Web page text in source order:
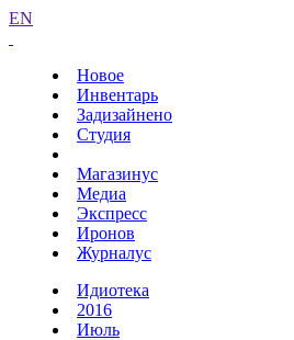
EN
Новое
Инвентарь
Задизайнено
Студия
Магазинус
Медиа
Экспресс
Иронов
Журналус
Идиотека
2016
Июль